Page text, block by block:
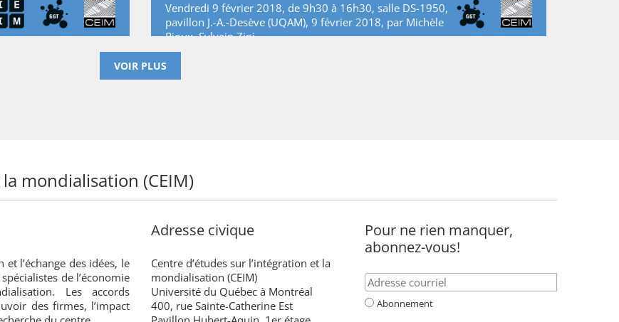
Vendredi 9 février 2018, de 9h30 à 16h30, salle DS-1950,
pavillon J.-A.-Desève (UQAM), 9 février 2018, par Michèle
Rioux,Sylvain Zini
VOIR PLUS
mondialisation (CEIM)
l’échange des idées, le
de l’économie
Les accords
des firmes, l’impact
Adresse civique
Centre d’études sur l’intégration et la
mondialisation (CEIM)
Université du Québec à Montréal
400, rue Sainte-Catherine Est
Pour ne rien manquer,
abonnez-vous!
Abonnement